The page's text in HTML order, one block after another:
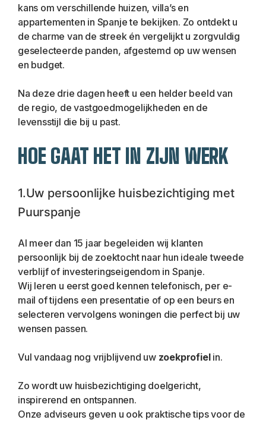
kans om verschillende huizen, villa’s en
appartementen in Spanje te bekijken. Zo ontdekt u
de charme van de streek én vergelijkt u zorgvuldig
geselecteerde panden, afgestemd op uw wensen
en budget.
Na deze drie dagen heeft u een helder beeld van
de regio, de vastgoedmogelijkheden en de
levensstijl die bij u past.
HOE GAAT HET IN ZIJN WERK
1.Uw persoonlijke huisbezichtiging met
Puurspanje
Al meer dan 15 jaar begeleiden wij klanten
persoonlijk bij de zoektocht naar hun ideale tweede
verblijf of investeringseigendom in Spanje.
Wij leren u eerst goed kennen telefonisch, per e-
mail of tijdens een presentatie of op een beurs en
selecteren vervolgens woningen die perfect bij uw
wensen passen.
Vul vandaag nog vrijblijvend uw zoekprofiel in.
Zo wordt uw huisbezichtiging doelgericht,
inspirerend en ontspannen.
Onze adviseurs geven u ook praktische tips voor de